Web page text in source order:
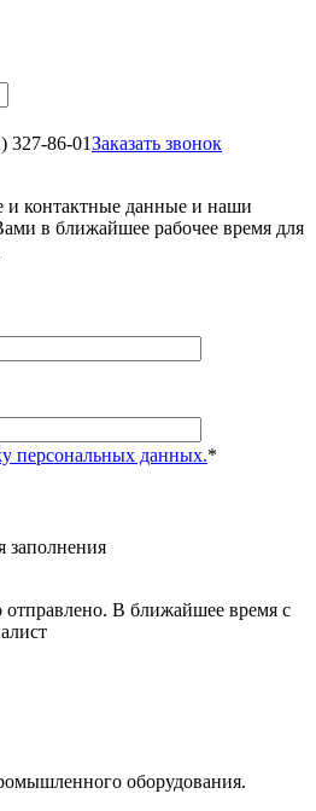
327-86-01Заказать звонок
и контактные данные и наши
в ближайшее рабочее время для
персональных данных.*
заполнения
В ближайшее время с
оборудования.